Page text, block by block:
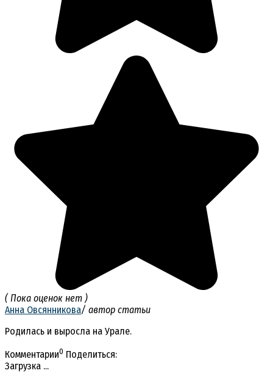
( Пока оценок нет )
Анна Овсянникова/ автор статьи
Родилась и выросла на Урале.
Комментарии0 Поделиться:
Загрузка ...